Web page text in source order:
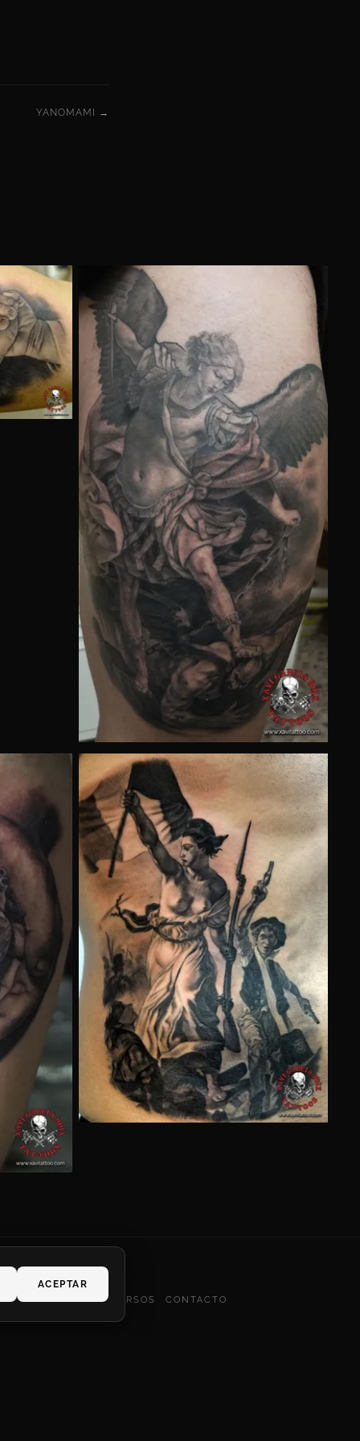
YANOMAMI →
PIN-UPS DIVERSOS CONTACTO
ACEPTAR